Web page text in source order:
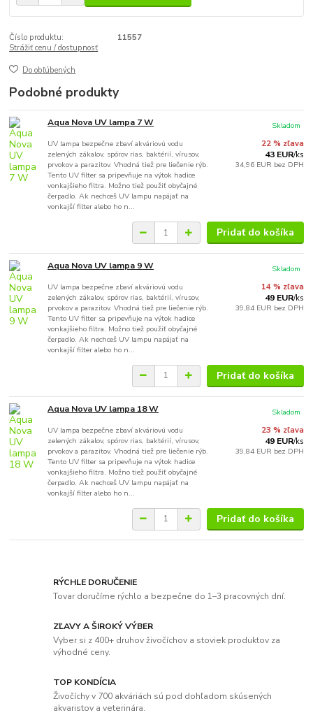
Číslo produktu:
11557
Strážiť cenu / dostupnosť
Do obľúbených
Podobné produkty
Aqua Nova UV lampa 7 W
UV lampa bezpečne zbaví akváriovú vodu
zelených zákalov, spórov rias, baktérií, vírusov,
prvokov a parazitov. Vhodná tiež pre liečenie rýb.
Tento UV filter sa pripevňuje na výtok hadice
vonkajšieho filtra. Možno tiež použiť obyčajné
čerpadlo. Ak nechceš UV lampu napájať na
vonkajší filter alebo ho n...
22 % zľava
43 EUR/ks
34,96 EUR bez DPH
Skladom
Pridať do košíka
Aqua Nova UV lampa 9 W
UV lampa bezpečne zbaví akváriovú vodu
zelených zákalov, spórov rias, baktérií, vírusov,
prvokov a parazitov. Vhodná tiež pre liečenie rýb.
Tento UV filter sa pripevňuje na výtok hadice
vonkajšieho filtra. Možno tiež použiť obyčajné
čerpadlo. Ak nechceš UV lampu napájať na
vonkajší filter alebo ho n...
14 % zľava
49 EUR/ks
39,84 EUR bez DPH
Skladom
Pridať do košíka
Aqua Nova UV lampa 18 W
UV lampa bezpečne zbaví akváriovú vodu
zelených zákalov, spórov rias, baktérií, vírusov,
prvokov a parazitov. Vhodná tiež pre liečenie rýb.
Tento UV filter sa pripevňuje na výtok hadice
vonkajšieho filtra. Možno tiež použiť obyčajné
čerpadlo. Ak nechceš UV lampu napájať na
vonkajší filter alebo ho n...
23 % zľava
49 EUR/ks
39,84 EUR bez DPH
Skladom
Pridať do košíka
RÝCHLE DORUČENIE
Tovar doručíme rýchlo a bezpečne do 1–3 pracovných dní.
ZĽAVY A ŠIROKÝ VÝBER
Vyber si z 400+ druhov živočíchov a stoviek produktov za
výhodné ceny.
TOP KONDÍCIA
Živočíchy v 700 akváriách sú pod dohľadom skúsených
akvaristov a veterinára.